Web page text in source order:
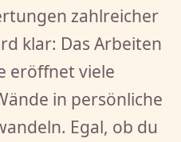
zahlreicher
klar: Das Arbeiten
eröffnet viele
in persönliche
Egal, ob du